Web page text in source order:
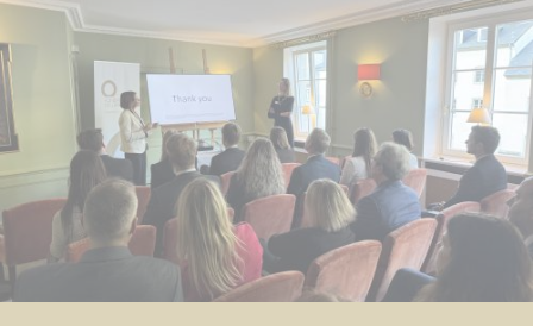
ÉDUCATION UNIVERSELLE ÉDUCATION UNIVERSELLE